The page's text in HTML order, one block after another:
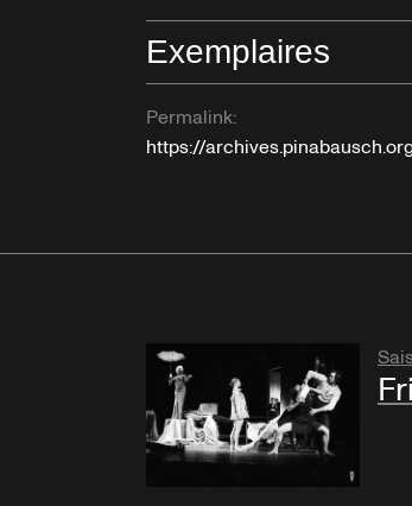
Exemplaires
Permalink:
https://